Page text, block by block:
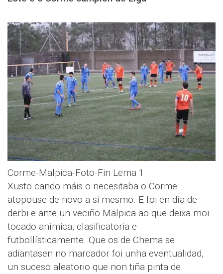
Corme-Malpica-Foto-Fin Lema 1
Xusto cando máis o necesitaba o Corme
atopouse de novo a si mesmo. E foi en día de
derbi e ante un veciño Malpica ao que deixa moi
tocado anímica, clasificatoria e
futbollísticamente. Que os de Chema se
adiantasen no marcador foi unha eventualidad,
un suceso aleatorio que non tiña pinta de